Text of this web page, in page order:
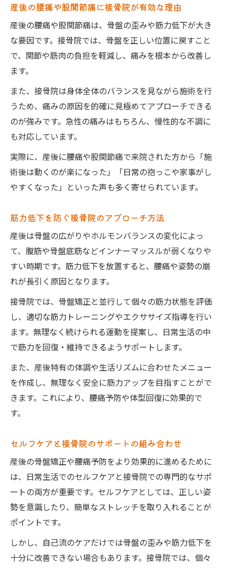
産後の腰痛や股関節痛に接骨院が有効な理由
産後の腰痛や股関節痛は、骨盤の歪みや筋力低下が大き
な要因です。接骨院では、骨盤を正しい位置に戻すこと
で、関節や筋肉の負担を軽減し、痛みを根本から改善し
ます。
また、接骨院は身体全体のバランスを見ながら施術を行
うため、痛みの原因を的確に見極めてアプローチできる
のが強みです。急性の痛みはもちろん、慢性的な不調に
も対応しています。
実際に、産後に腰痛や股関節痛で来院された方から「施
術後は動くのが楽になった」「日常の抱っこや家事がし
やすくなった」といった声も多く寄せられています。
筋力低下を防ぐ接骨院のアプローチ方法
産後は骨盤の広がりやホルモンバランスの変化によっ
て、腹筋や骨盤底筋などインナーマッスルが弱くなりや
すい時期です。筋力低下を放置すると、腰痛や姿勢の崩
れが長引く原因となります。
接骨院では、骨盤矯正と並行して個々の筋力状態を評価
し、適切な筋力トレーニングやエクササイズ指導を行い
ます。無理なく続けられる運動を提案し、日常生活の中
で筋力を回復・維持できるようサポートします。
また、産後特有の体調や生活リズムに合わせたメニュー
を作成し、無理なく安全に筋力アップを目指すことがで
きます。これにより、腰痛予防や体型回復に効果的で
す。
セルフケアと接骨院のサポートの組み合わせ
産後の骨盤矯正や腰痛予防をより効果的に進めるために
は、日常生活でのセルフケアと接骨院での専門的なサポ
ートの両方が重要です。セルフケアとしては、正しい姿
勢を意識したり、簡単なストレッチを取り入れることが
ポイントです。
しかし、自己流のケアだけでは骨盤の歪みや筋力低下を
十分に改善できない場合もあります。接骨院では、個々